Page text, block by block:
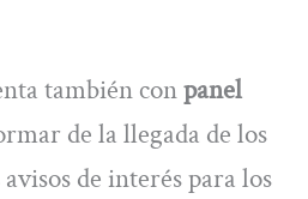
también conpanel
de la llegada de los
de interés para los